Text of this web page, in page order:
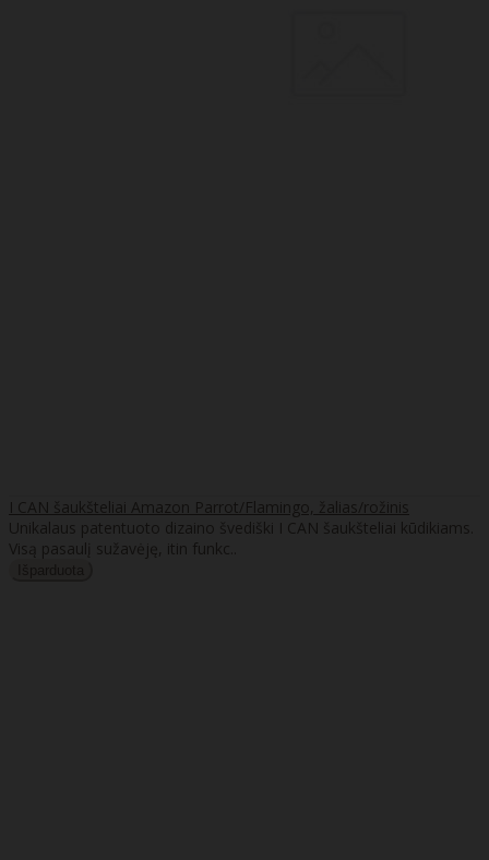
I CAN šaukšteliai Amazon Parrot/Flamingo, žalias/rožinis
Unikalaus patentuoto dizaino švediški I CAN šaukšteliai kūdikiams.
Visą pasaulį sužavėję, itin funkc..